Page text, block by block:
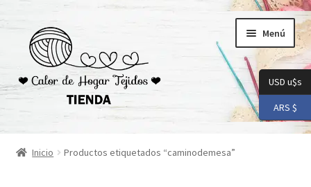
navegación
contenido
Menú
Inicio
Inicio Productos etiquetados “caminodemesa”
USD u$s
ARS $